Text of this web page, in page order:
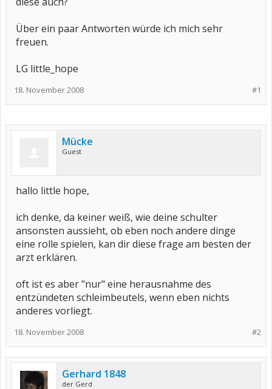
Über ein paar Antworten würde ich mich sehr
freuen.
LG little_hope
#1
18. November 2008
Mücke
Guest
hallo little hope,
ich denke, da keiner weiß, wie deine schulter
ansonsten aussieht, ob eben noch andere dinge
eine rolle spielen, kan dir diese frage am besten der
arzt erklären.
oft ist es aber "nur" eine herausnahme des
entzündeten schleimbeutels, wenn eben nichts
anderes vorliegt.
#2
18. November 2008
Gerhard 1848
der Gerd